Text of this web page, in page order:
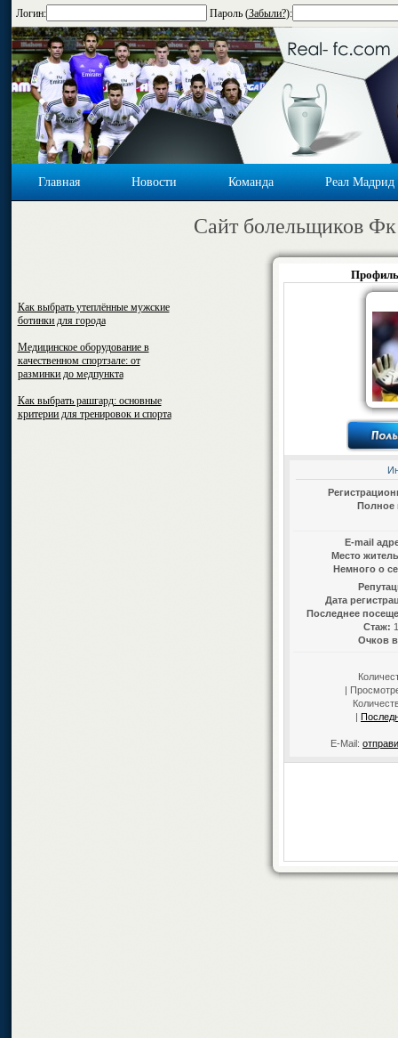
Логин: Пароль (Забыли?):
Главная Новости Команда Реал Мадрид
Cайт болельщиков
Как выбрать утеплённые мужские
ботинки для города
Медицинское оборудование в
качественном спортзале: от
разминки до медпункта
Как выбрать рашгард: основные
критерии для тренировок и спорта
Полное
E-mail
Место
Немного о
Дата
Последнее
Стаж:
Очков в
|
|
E-Mail: